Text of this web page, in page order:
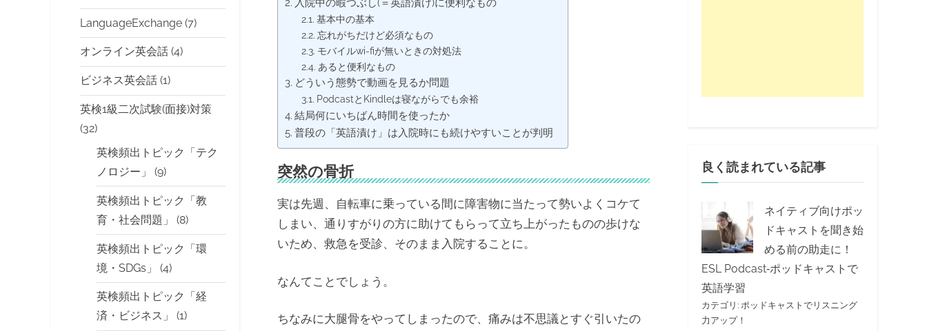
入院中の暇つぶし(＝英語漬け)に便利なもの
基本中の基本
忘れがちだけど必須なもの
モバイルwi-fiが無いときの対処法
あると便利なもの
どういう態勢で動画を見るか問題
PodcastとKindleは寝ながらでも余裕
結局何にいちばん時間を使ったか
普段の「英語漬け」は入院時にも続けやすいことが判明
突然の骨折
実は先週、自転車に乗っている間に障害物に当たって勢いよくコケて
しまい、通りすがりの方に助けてもらって立ち上がったものの歩けな
いため、救急を受診、そのまま入院することに。
なんてことでしょう。
ちなみに大腿骨をやってしまったので、痛みは不思議とすぐ引いたの
LanguageExchange (7)
オンライン英会話 (4)
ビジネス英会話 (1)
英検1級二次試験(面接)対策
(32)
英検頻出トピック「テク
ノロジー」
(9)
英検頻出トピック「教
育・社会問題」
(8)
英検頻出トピック「環
境・SDGs」
(4)
英検頻出トピック「経
済・ビジネス」
(1)
良く読まれている記事
ネイティブ向けポッ
ドキャストを聞き始
める前の助走に！
ESL Podcast‐ポッドキャストで
英語学習
カテゴリ: ポッドキャストでリスニング
力アップ！